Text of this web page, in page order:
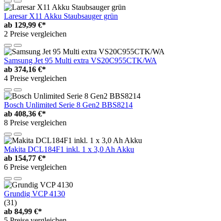
Laresar X11 Akku Staubsauger grün
ab 129,99 €*
2 Preise vergleichen
Samsung Jet 95 Multi extra VS20C955CTK/WA
ab 374,16 €*
4 Preise vergleichen
Bosch Unlimited Serie 8 Gen2 BBS8214
ab 408,36 €*
8 Preise vergleichen
Makita DCL184F1 inkl. 1 x 3,0 Ah Akku
ab 154,77 €*
6 Preise vergleichen
Grundig VCP 4130
(31)
ab 84,99 €*